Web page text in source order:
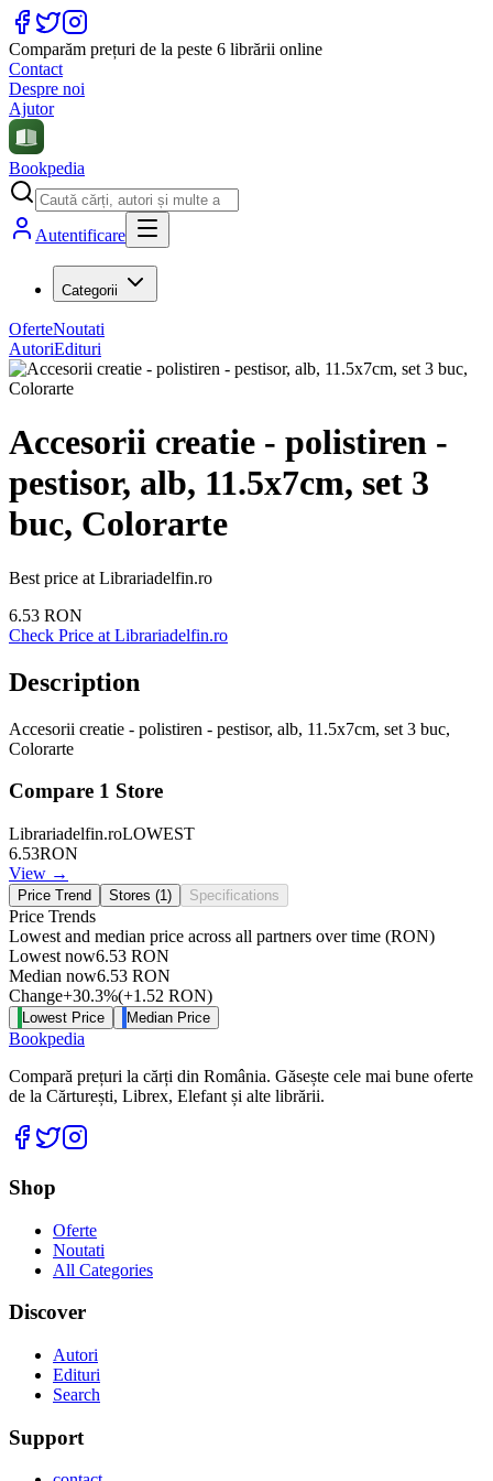
Comparăm prețuri de la peste 6 librării online
Contact
Despre noi
Ajutor
Bookpedia
Autentificare
Categorii
OferteNoutati
AutoriEdituri
Accesorii creatie - polistiren -
pestisor, alb, 11.5x7cm, set 3
buc, Colorarte
Best price at Librariadelfin.ro
6.53 RON
Check Price at Librariadelfin.ro
Description
Accesorii creatie - polistiren - pestisor, alb, 11.5x7cm, set 3 buc,
Colorarte
Compare 1 Store
Librariadelfin.roLOWEST
6.53RON
View →
Price Trend Stores (1) Specifications
Price Trends
Lowest and median price across all partners over time (RON)
Lowest now6.53 RON
Median now6.53 RON
Change+30.3%(+1.52 RON)
Lowest Price Median Price
Bookpedia
Compară prețuri la cărți din România. Găsește cele mai bune oferte
de la Cărturești, Librex, Elefant și alte librării.
Facebook
Twitter
Shop
Oferte
Noutati
All Categories
Discover
Autori
Edituri
Search
Support